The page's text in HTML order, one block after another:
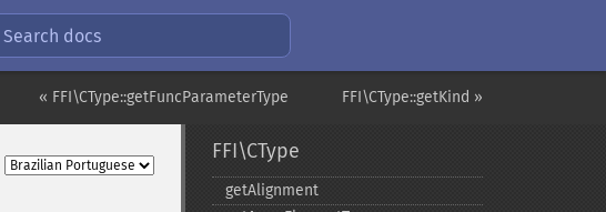
Search docs
FFI\CType::getKind »
« FFI\CType::getFuncParameterType
FFI\CType
getAlignment